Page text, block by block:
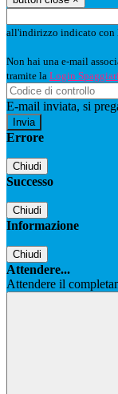
all'indirizzo indicato con
Non hai una e-mail
tramite la Login
E-mail inviata, si
Errore
Chiudi
Successo
Chiudi
Informazione
Chiudi
Attendere...
Attendere il